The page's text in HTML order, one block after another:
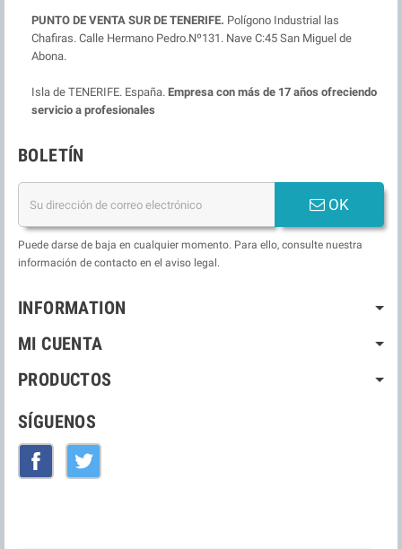
PUNTO DE VENTA SUR DE TENERIFE. Polígono Industrial las
Chafiras. Calle Hermano Pedro.Nº131. Nave C:45 San Miguel de
Abona.
Isla de TENERIFE. España. Empresa con más de 17 años ofreciendo
servicio a profesionales
BOLETÍN
OK
Puede darse de baja en cualquier momento. Para ello, consulte nuestra
información de contacto en el aviso legal.
INFORMATION
MI CUENTA
PRODUCTOS
SÍGUENOS
Facebook